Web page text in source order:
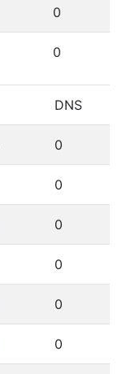
0
0
DNS
0
0
0
0
0
0